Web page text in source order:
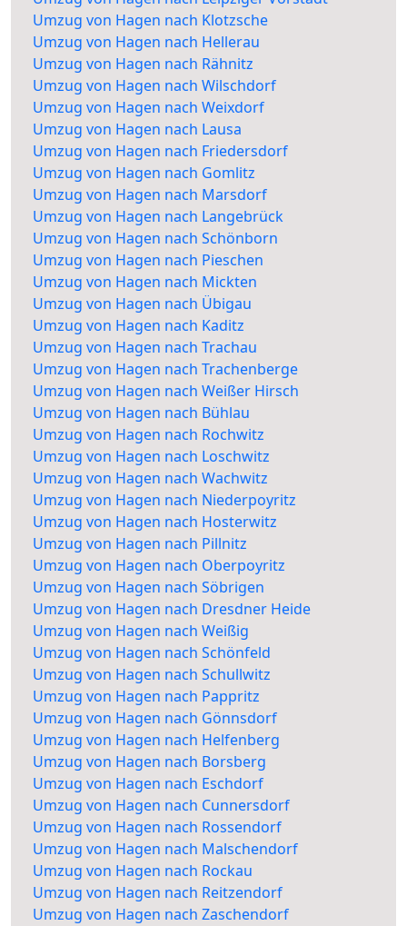
Umzug von Hagen nach Klotzsche
Umzug von Hagen nach Hellerau
Umzug von Hagen nach Rähnitz
Umzug von Hagen nach Wilschdorf
Umzug von Hagen nach Weixdorf
Umzug von Hagen nach Lausa
Umzug von Hagen nach Friedersdorf
Umzug von Hagen nach Gomlitz
Umzug von Hagen nach Marsdorf
Umzug von Hagen nach Langebrück
Umzug von Hagen nach Schönborn
Umzug von Hagen nach Pieschen
Umzug von Hagen nach Mickten
Umzug von Hagen nach Übigau
Umzug von Hagen nach Kaditz
Umzug von Hagen nach Trachau
Umzug von Hagen nach Trachenberge
Umzug von Hagen nach Weißer Hirsch
Umzug von Hagen nach Bühlau
Umzug von Hagen nach Rochwitz
Umzug von Hagen nach Loschwitz
Umzug von Hagen nach Wachwitz
Umzug von Hagen nach Niederpoyritz
Umzug von Hagen nach Hosterwitz
Umzug von Hagen nach Pillnitz
Umzug von Hagen nach Oberpoyritz
Umzug von Hagen nach Söbrigen
Umzug von Hagen nach Dresdner Heide
Umzug von Hagen nach Weißig
Umzug von Hagen nach Schönfeld
Umzug von Hagen nach Schullwitz
Umzug von Hagen nach Pappritz
Umzug von Hagen nach Gönnsdorf
Umzug von Hagen nach Helfenberg
Umzug von Hagen nach Borsberg
Umzug von Hagen nach Eschdorf
Umzug von Hagen nach Cunnersdorf
Umzug von Hagen nach Rossendorf
Umzug von Hagen nach Malschendorf
Umzug von Hagen nach Rockau
Umzug von Hagen nach Reitzendorf
Umzug von Hagen nach Zaschendorf